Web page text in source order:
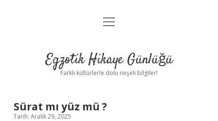
Anasayfa
Yasal Uyarı
menüyü
Egzotik Hikaye Günlüğü
Farklı kültürlerle dolu neşeli bilgiler!
Sürat mı yüz mü ?
Tarih: Aralık 29, 2025